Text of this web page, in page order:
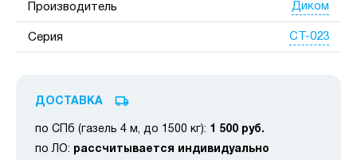
Производитель Диком
Серия СТ-023
ДОСТАВКА
по СПб (газель 4 м, до 1500 кг): 1 500 руб.
по ЛО: рассчитывается индивидуально